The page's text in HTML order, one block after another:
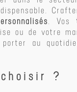
. Vos
ou de votre
au
?